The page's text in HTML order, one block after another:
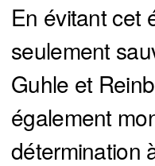
En évitant cet
seulement
Guhle et
également
détermination